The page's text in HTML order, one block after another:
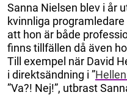
Sanna Nielsen blev i år
kvinnliga
att hon är både
finns tillfällen då även
Till exempel när David
i direktsändning i ”
”Va?! Nej!”, utbrast